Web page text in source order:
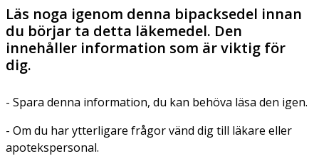
Läs noga igenom denna bipacksedel innan
du börjar ta detta läkemedel. Den
innehåller information som är viktig för
dig.
- Spara denna information, du kan behöva läsa den igen.
- Om du har ytterligare frågor vänd dig till läkare eller
apotekspersonal.